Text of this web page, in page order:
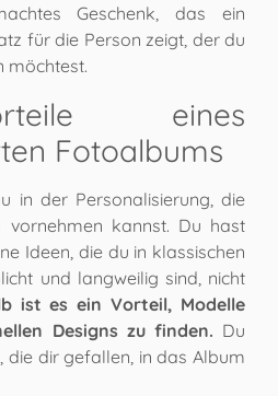
Geschenk, das ein
für die Person zeigt, der du
möchtest.
eines
Fotoalbums
in der Personalisierung, die
kannst. Du hast
Ideen, die du in klassischen
und langweilig sind, nicht
ist es ein Vorteil, Modelle
Designs zu finden. Du
die dir gefallen, in das Album